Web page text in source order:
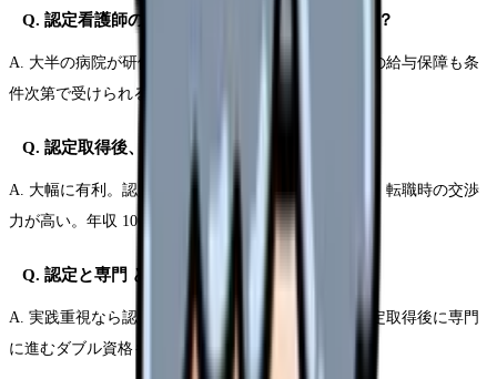
Q. 認定看護師の費用は勤務先が補助してくれる？
A. 大半の病院が研修費用の一部補助を実施。休職中の給与保障も条
件次第で受けられる。
Q. 認定取得後、転職が有利になる？
A. 大幅に有利。認定看護師は全国的に不足しており、転職時の交渉
力が高い。年収 100 万円アップの交渉も現実的。
Q. 認定と専門 どっちがいい？
A. 実践重視なら認定、研究・教育重視なら専門。認定取得後に専門
に進むダブル資格も可能。